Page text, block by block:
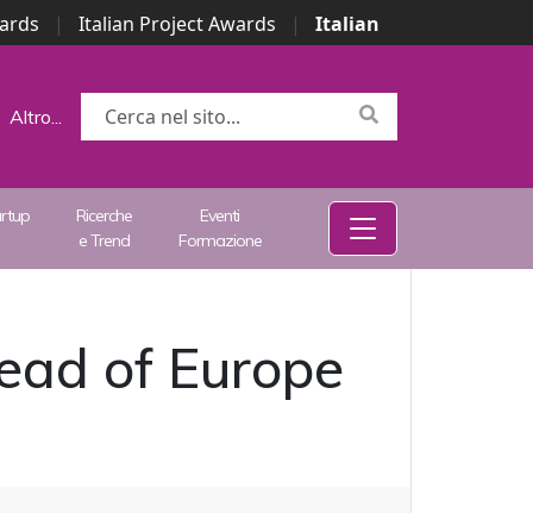
| Italian Project Awards |
Italian
Altro...
Ricerche
e Trend
Eventi
Formazione
of Europe